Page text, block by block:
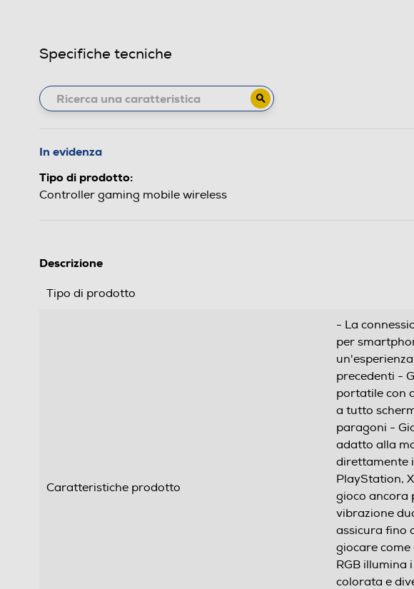
Specifiche tecniche
In evidenza
Tipo di prodotto:
Controller gaming mobile wireless
Descrizione
Tipo di prodotto
Caratteristiche prodotto
- La
per
precedenti -
portatile con
a tutto
paragoni -
adatto alla
direttamente
PlayStation,
gioco ancora
vibrazione
assicura fino
giocare come
RGB illumina
colorata e